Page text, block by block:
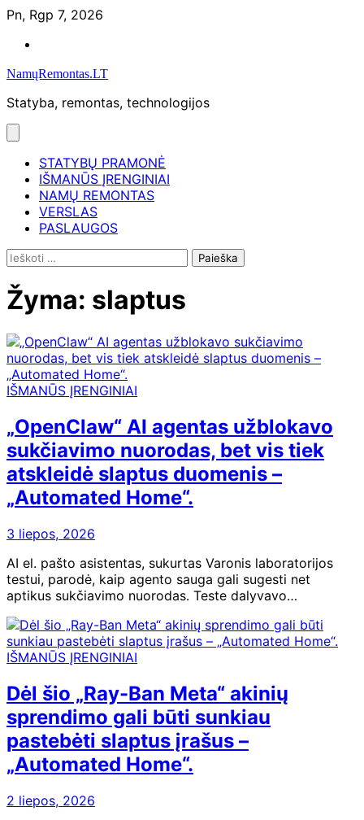
Skip
content
Pn, Rgp 7, 2026
NamųRemontas.LT
Statyba, remontas, technologijos
STATYBŲ PRAMONĖ
IŠMANŪS ĮRENGINIAI
NAMŲ REMONTAS
VERSLAS
PASLAUGOS
Ieškoti:
Žyma: slaptus
IŠMANŪS ĮRENGINIAI
„OpenClaw“ AI agentas užblokavo
sukčiavimo nuorodas, bet vis tiek
atskleidė slaptus duomenis –
„Automated Home“.
3 liepos, 2026
AI el. pašto asistentas, sukurtas Varonis laboratorijos
testui, parodė, kaip agento sauga gali sugesti net
aptikus sukčiavimo nuorodas. Teste dalyvavo…
IŠMANŪS ĮRENGINIAI
Dėl šio „Ray-Ban Meta“ akinių
sprendimo gali būti sunkiau
pastebėti slaptus įrašus –
„Automated Home“.
2 liepos, 2026